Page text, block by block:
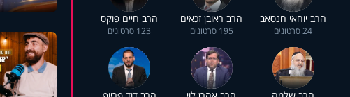
הרב יוחאי חנסאב
24 סרטונים
הרב ראובן זכאים
195 סרטונים
הרב חיים פוקס
123 סרטונים